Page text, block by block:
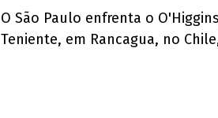
O São Paulo enfrenta o
Teniente, em Rancagua, no